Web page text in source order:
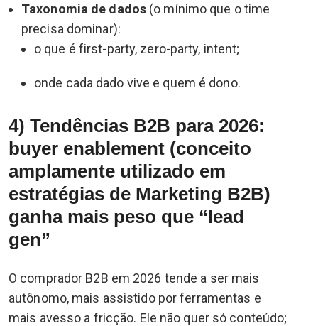
Taxonomia de dados(o mínimo que o time
precisa dominar):
o que é first-party, zero-party, intent;
onde cada dado vive e quem é dono.
4) Tendências B2B para 2026:
buyer enablement (conceito
amplamente utilizado em
estratégias de Marketing B2B)
ganha mais peso que “lead
gen”
O comprador B2B em 2026 tende a ser mais
autônomo, mais assistido por ferramentas e
mais avesso a fricção. Ele não quer só conteúdo;